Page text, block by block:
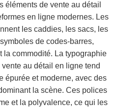
éléments de vente au détail
en ligne modernes. Les
les caddies, les sacs, les
de codes-barres,
la commodité. La typographie
au détail en ligne tend
épurée et moderne, avec des
la scène. Ces polices
et la polyvalence, ce qui les